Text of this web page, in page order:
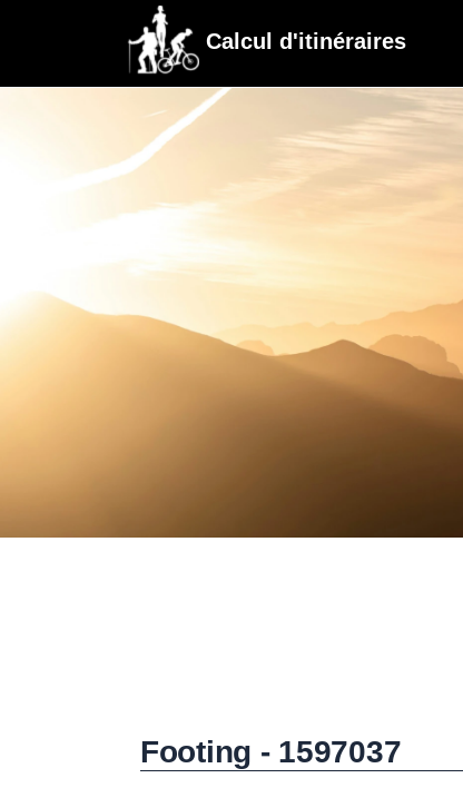
Calcul d'itinéraires
Footing - 1597037